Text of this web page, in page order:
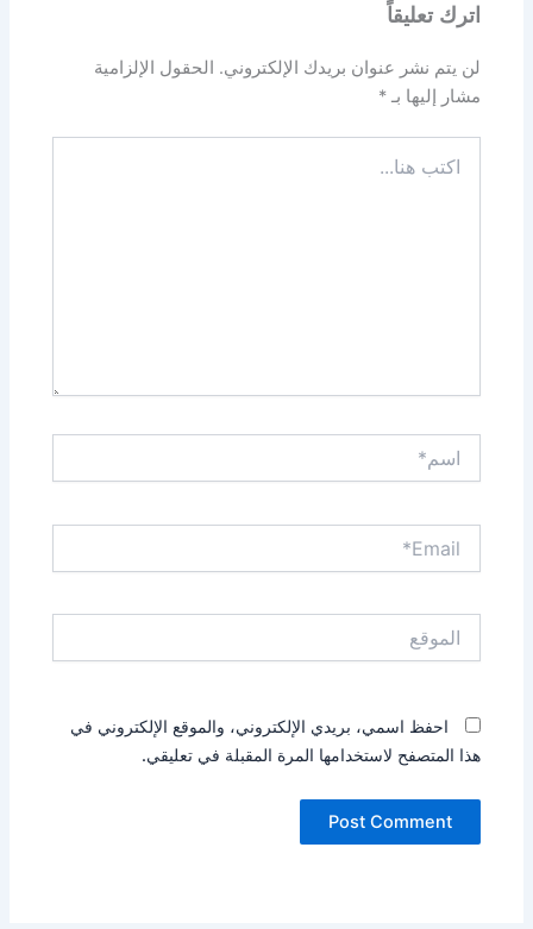
اترك تعليقاً
لن يتم نشر عنوان بريدك الإلكتروني.
الحقول الإلزامية
مشار إليها بـ*
هنا...
احفظ اسمي، بريدي الإلكتروني، والموقع الإلكتروني في
هذا المتصفح لاستخدامها المرة المقبلة في تعليقي.